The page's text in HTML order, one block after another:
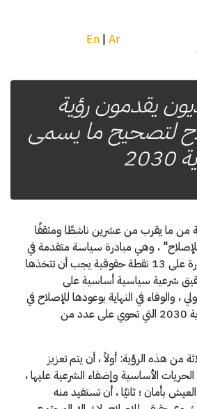
En| Ar
يقدمون رؤية
لتصحيح ما يسمى
من ما يقرب من عشرين ناشطًا ومثقفًا
، وهي مبادرة سياسة متقدمة في
هذا الاتجاه. وتركز المبادرة على 13 نقطة حقوقية يجب أن تتخذها
شرعية سياسية أساسية على
، والوفاء في النهاية بوعودها للإصلاح في
إطار خطة رؤية السعودية 2030 التي تحوي على عدد من
من هذه الرؤية: أولاً ، أن يتم تعزيز
الأساسية وإضفاء الشرعية عليها ،
بأمان ؛ ثانيًا ، أن تستفيد منه